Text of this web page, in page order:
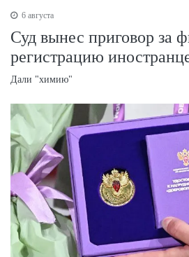
6 августа
Суд вынес приговор за
регистрацию
Дали "химию"